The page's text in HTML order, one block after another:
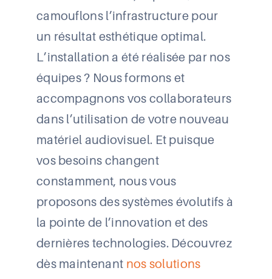
camouflons l’infrastructure pour
un résultat esthétique optimal.
L’installation a été réalisée par nos
équipes ? Nous formons et
accompagnons vos collaborateurs
dans l’utilisation de votre nouveau
matériel audiovisuel. Et puisque
vos besoins changent
constamment, nous vous
proposons des systèmes évolutifs à
la pointe de l’innovation et des
dernières technologies. Découvrez
dès maintenant nos solutions